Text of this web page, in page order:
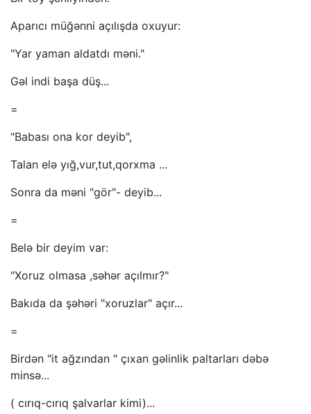
Aparıcı müğənni açılışda oxuyur:
"Yar yaman aldatdı məni."
Gəl indi başa düş...
=
"Babası ona kor deyib",
Talan elə yığ,vur,tut,qorxma ...
Sonra da məni "gör"- deyib...
=
Belə bir deyim var:
"Xoruz olmasa ,səhər açılmır?"
Bakıda da şəhəri "xoruzlar" açır...
=
Birdən "it ağzından " çıxan gəlinlik paltarları dəbə
minsə...
( cırıq-cırıq şalvarlar kimi)...